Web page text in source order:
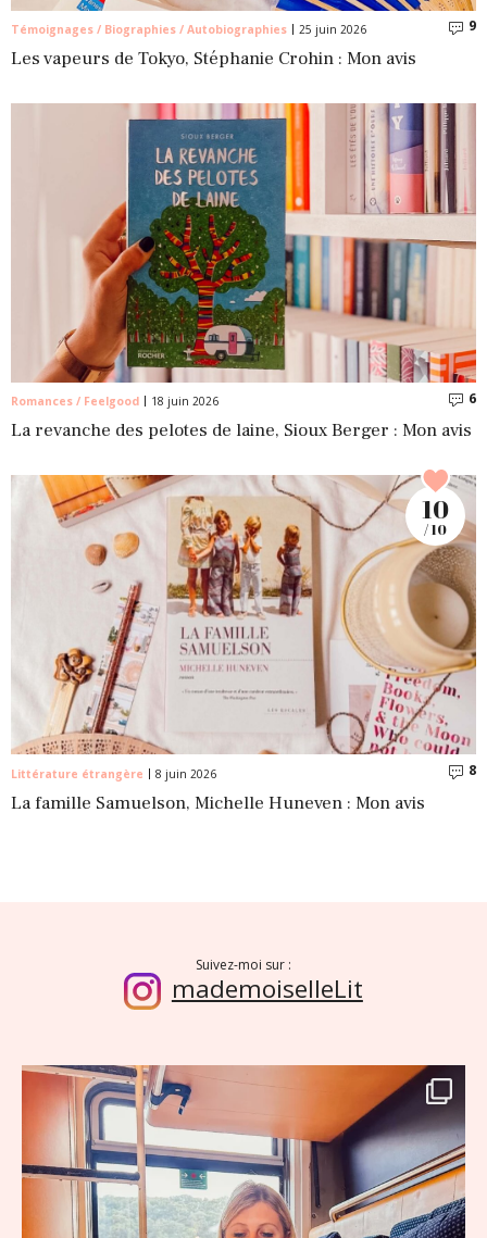
Témoignages / Biographies / Autobiographies 25 juin 2026 9
Les vapeurs de Tokyo, Stéphanie Crohin : Mon avis
Romances / Feelgood 18 juin 2026 6
La revanche des pelotes de laine, Sioux Berger : Mon avis
Littérature étrangère 8 juin 2026 8
La famille Samuelson, Michelle Huneven : Mon avis
10
/ 10
Suivez-moi sur :
mademoiselleLit